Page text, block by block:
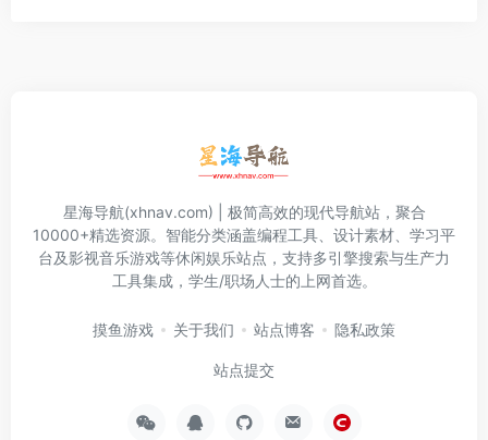
星海导航(xhnav.com) | 极简高效的现代导航站，聚合
10000+精选资源。智能分类涵盖编程工具、设计素材、学习平
台及影视音乐游戏等休闲娱乐站点，支持多引擎搜索与生产力
工具集成，学生/职场人士的上网首选。
摸鱼游戏 关于我们 站点博客 隐私政策
站点提交